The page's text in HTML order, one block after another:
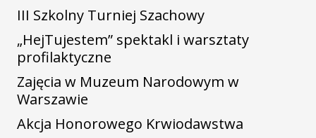
III Szkolny Turniej Szachowy
„HejTujestem” spektakl i warsztaty
profilaktyczne
Zajęcia w Muzeum Narodowym w
Warszawie
Akcja Honorowego Krwiodawstwa